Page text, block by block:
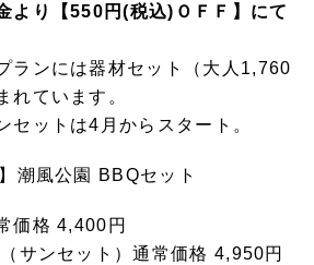
550円(税込)ＯＦＦ】にて
器材セット（大人1,760
れています。
4月からスタート。
潮風公園 BBQセット
）通常価格 4,400円
）通常価格 4,950円